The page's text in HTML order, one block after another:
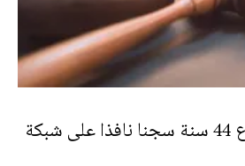
استئنافية فاس توزع 44 سنة سجنا نافذا على شبكة